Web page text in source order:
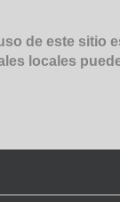
de este sitio
locales